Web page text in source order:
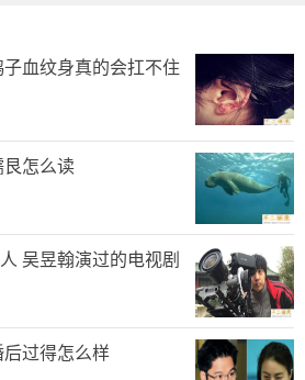
血纹身真的会扛不住
艮怎么读
吴昱翰演过的电视剧
晶晶婚后过得怎么样